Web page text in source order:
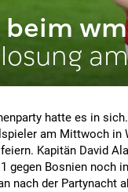
hatte es in
am Mittwoch in
Kapitän David
gegen Bosnien noch
nach der Partynacht